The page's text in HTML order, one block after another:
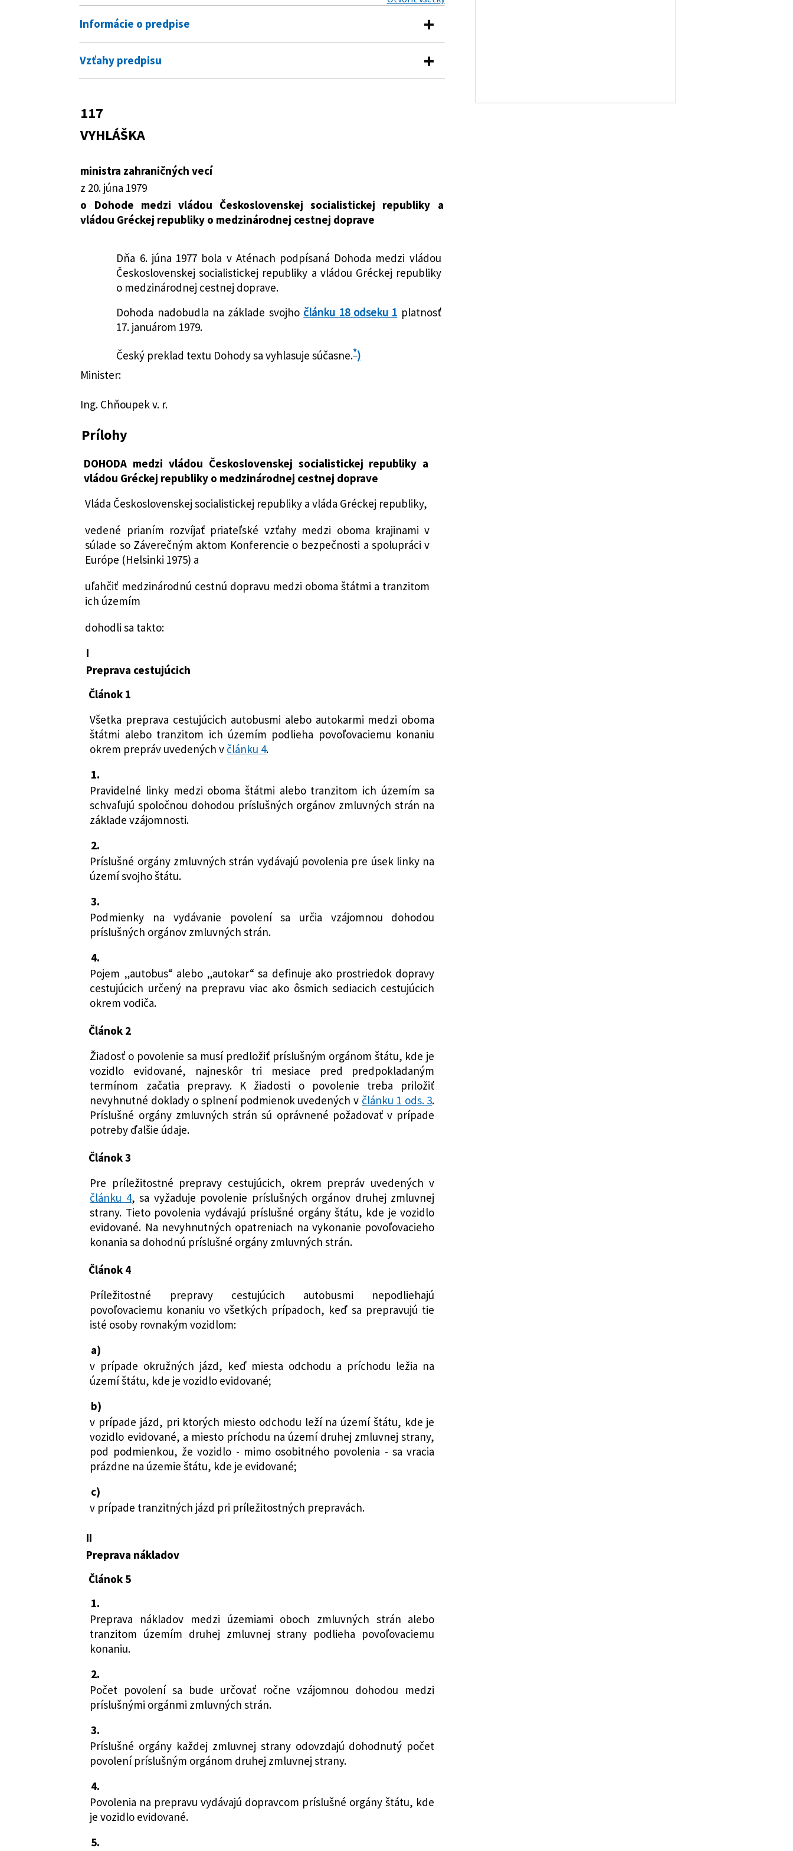
Informácie o predpise
Číslo predpisu: 117/1979 Zb.
Názov: Vyhláška ministra zahraničných vecí o Dohode medzi vládou
Typ: Vyhláška
Dátum vyhlásenia:
Autor: Minister zahraničných vecí
Právna oblasť:
Medzinárodné zmluvy, dohody, dohovory
Nachádza sa v čiastke:
23/1979
Vzťahy predpisu
117
VYHLÁŠKA
ministra zahraničných vecí
z 20. júna 1979
o Dohode medzi vládou Československej socialistickej republiky a
vládou Gréckej republiky o medzinárodnej cestnej doprave
Dňa 6. júna 1977 bola v Aténach podpísaná Dohoda medzi vládou
Československej socialistickej republiky a vládou Gréckej republiky
o medzinárodnej cestnej doprave.
Dohoda nadobudla na základe svojho článku 18 odseku 1 platnosť
17. januárom 1979.
Český preklad textu Dohody sa vyhlasuje súčasne.*)
Minister:
Ing. Chňoupek v. r.
Prílohy
DOHODA medzi vládou Československej socialistickej republiky a
vládou Gréckej republiky o medzinárodnej cestnej doprave
Vláda Československej socialistickej republiky a vláda Gréckej republiky,
vedené prianím rozvíjať priateľské vzťahy medzi oboma krajinami v
súlade so Záverečným aktom Konferencie o bezpečnosti a spolupráci v
Európe (Helsinki 1975) a
uľahčiť medzinárodnú cestnú dopravu medzi oboma štátmi a tranzitom
ich územím
dohodli sa takto:
I
Preprava cestujúcich
Článok 1
Všetka preprava cestujúcich autobusmi alebo autokarmi medzi oboma
štátmi alebo tranzitom ich územím podlieha povoľovaciemu konaniu
okrem prepráv uvedených v článku 4.
1.
Pravidelné linky medzi oboma štátmi alebo tranzitom ich územím sa
schvaľujú spoločnou dohodou príslušných orgánov zmluvných strán na
základe vzájomnosti.
2.
Príslušné orgány zmluvných strán vydávajú povolenia pre úsek linky na
území svojho štátu.
3.
Podmienky na vydávanie povolení sa určia vzájomnou dohodou
príslušných orgánov zmluvných strán.
4.
Pojem „autobus“ alebo „autokar“ sa definuje ako prostriedok dopravy
cestujúcich určený na prepravu viac ako ôsmich sediacich cestujúcich
okrem vodiča.
Článok 2
Žiadosť o povolenie sa musí predložiť príslušným orgánom štátu, kde je
vozidlo evidované, najneskôr tri mesiace pred predpokladaným
termínom začatia prepravy. K žiadosti o povolenie treba priložiť
nevyhnutné doklady o splnení podmienok uvedených v článku 1 ods. 3.
Príslušné orgány zmluvných strán sú oprávnené požadovať v prípade
potreby ďalšie údaje.
Článok 3
Pre príležitostné prepravy cestujúcich, okrem prepráv uvedených v
článku 4, sa vyžaduje povolenie príslušných orgánov druhej zmluvnej
strany. Tieto povolenia vydávajú príslušné orgány štátu, kde je vozidlo
evidované. Na nevyhnutných opatreniach na vykonanie povoľovacieho
konania sa dohodnú príslušné orgány zmluvných strán.
Článok 4
Príležitostné prepravy cestujúcich autobusmi nepodliehajú
povoľovaciemu konaniu vo všetkých prípadoch, keď sa prepravujú tie
isté osoby rovnakým vozidlom:
a)
v prípade okružných jázd, keď miesta odchodu a príchodu ležia na
území štátu, kde je vozidlo evidované;
b)
v prípade jázd, pri ktorých miesto odchodu leží na území štátu, kde je
vozidlo evidované, a miesto príchodu na území druhej zmluvnej strany,
pod podmienkou, že vozidlo - mimo osobitného povolenia - sa vracia
prázdne na územie štátu, kde je evidované;
c)
v prípade tranzitných jázd pri príležitostných prepravách.
II
Preprava nákladov
Článok 5
1.
Preprava nákladov medzi územiami oboch zmluvných strán alebo
tranzitom územím druhej zmluvnej strany podlieha povoľovaciemu
konaniu.
2.
Počet povolení sa bude určovať ročne vzájomnou dohodou medzi
príslušnými orgánmi zmluvných strán.
3.
Príslušné orgány každej zmluvnej strany odovzdajú dohodnutý počet
povolení príslušným orgánom druhej zmluvnej strany.
4.
Povolenia na prepravu vydávajú dopravcom príslušné orgány štátu, kde
je vozidlo evidované.
5.